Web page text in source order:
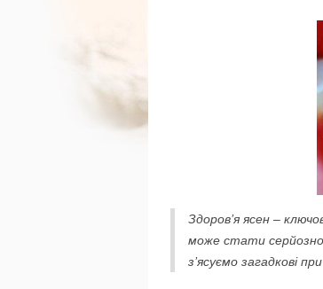
Здоров’я ясен –
може стати
з’ясуємо загадкові